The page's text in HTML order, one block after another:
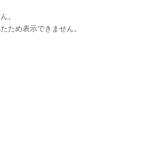
。
ため表示できません。